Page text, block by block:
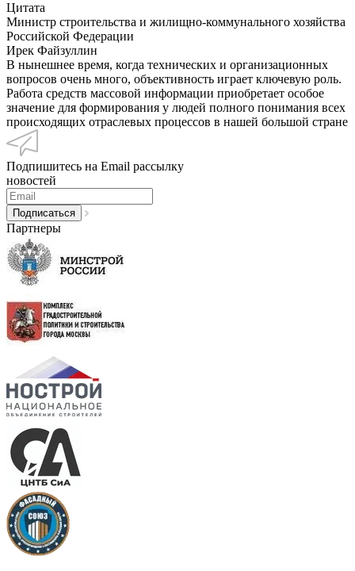
Цитата
Министр строительства и жилищно-коммунального хозяйства
Российской Федерации
Ирек Файзуллин
В нынешнее время, когда технических и организационных
вопросов очень много, объективность играет ключевую роль.
Работа средств массовой информации приобретает особое
значение для формирования у людей полного понимания всех
происходящих отраслевых процессов в нашей большой стране
Подпишитесь на Email рассылку
новостей
Партнеры